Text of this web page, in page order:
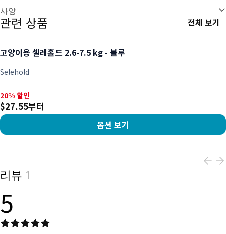
사양
관련 상품 전체 보기
고양이용 셀레홀드 2.6-7.5 kg - 블루
Selehold
20% 할인, $27.55부터
20% 할인
$27.55부터
옵션 보기
리뷰 1
5